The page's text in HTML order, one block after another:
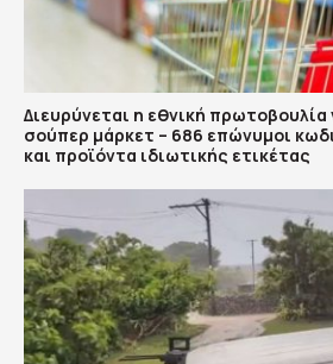
Διευρύνεται η εθνική πρωτοβουλία
σούπερ μάρκετ – 686 επώνυμοι
και προϊόντα ιδιωτικής ετικέτας